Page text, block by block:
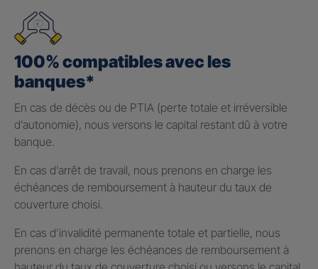
100% compatibles avec les
banques*
En cas de décès ou de PTIA (perte totale et irréversible
d’autonomie), nous versons le capital restant dû à votre
banque.
En cas d’arrêt de travail, nous prenons en charge les
échéances de remboursement à hauteur du taux de
couverture choisi.
En cas d’invalidité permanente totale et partielle, nous
prenons en charge les échéances de remboursement à